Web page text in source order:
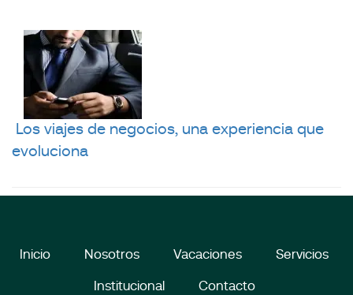
Los viajes de negocios, una experiencia que
evoluciona
Inicio Nosotros Vacaciones Servicios
Institucional Contacto